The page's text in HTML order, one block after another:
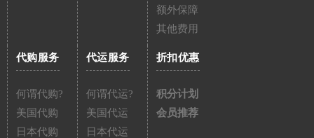
额外保障
其他费用
代购服务
何谓代购?
美国代购
日本代购
代运服务
何谓代运?
美国代运
日本代运
折扣优惠
积分计划
会员推荐